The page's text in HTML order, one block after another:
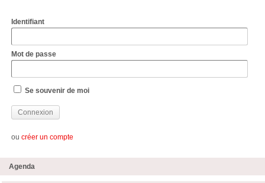
Identifiant
Mot de passe
Se souvenir de moi
ou créer un compte
Agenda